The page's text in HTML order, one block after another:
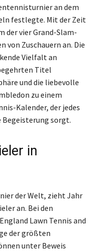
an dem
festlegte. Mit der Zeit
der vier Grand-Slam-
von Zuschauern an. Die
Vielfalt an
Titel
und die liebevolle
zu einem
Kalender, der jedes
Begeisterung sorgt.
in
der Welt, zieht Jahr
an. Bei den
Lawn Tennis and
der größten
unter Beweis